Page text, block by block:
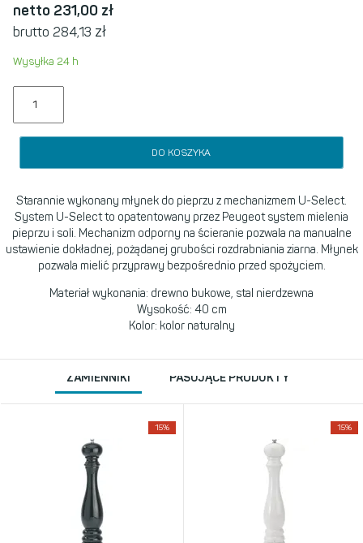
netto 231,00 zł
brutto 284,13 zł
Wysyłka 24 h
DO KOSZYKA
Starannie wykonany młynek do pieprzu z mechanizmem U-Select.
System U-Select to opatentowany przez Peugeot system mielenia
pieprzu i soli. Mechanizm odporny na ścieranie pozwala na manualne
ustawienie dokładnej, pożądanej grubości rozdrabniania ziarna. Młynek
pozwala mielić przyprawy bezpośrednio przed spożyciem.
Materiał wykonania: drewno bukowe, stal nierdzewna
Wysokość: 40 cm
Kolor: kolor naturalny
ZAMIENNIKI PASUJĄCE PRODUKTY
15% 15%